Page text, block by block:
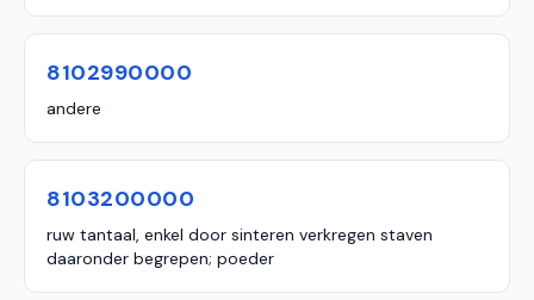
8102990000
andere
8103200000
ruw tantaal, enkel door sinteren verkregen staven
daaronder begrepen; poeder